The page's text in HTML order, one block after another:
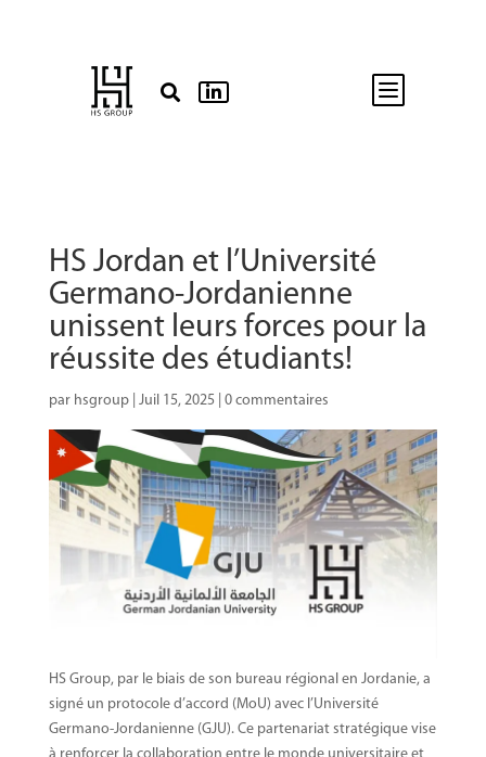
  b
HS Jordan et l’Université
Germano-Jordanienne
unissent leurs forces pour la
réussite des étudiants!
par hsgroup| Juil 15, 2025 0 commentaires
HS Group, par le biais de son bureau régional en Jordanie, a
signé un protocole d’accord (MoU) avec l’Université
Germano-Jordanienne (GJU). Ce partenariat stratégique vise